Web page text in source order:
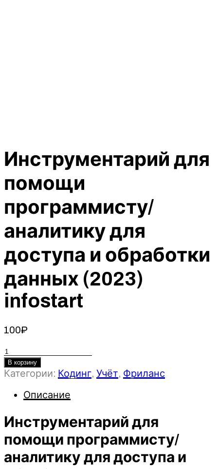
Инструментарий для
помощи
программисту/
аналитику для
доступа и обработки
данных (2023)
infostart
100₽
Количество
товара
Инструментарий
помощи
аналитику
доступа
и
В корзину
Категории: Кодинг, Учёт, Фриланс
Описание
Инструментарий для
помощи программисту/
аналитику для доступа и